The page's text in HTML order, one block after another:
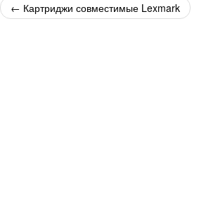
← Картриджи совместимые Lexmark